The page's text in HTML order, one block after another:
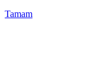
Tamam